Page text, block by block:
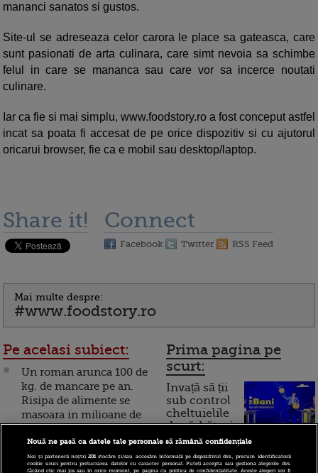
mananci sanatos si gustos.
Site-ul se adreseaza celor carora le place sa gateasca, care
sunt pasionati de arta culinara, care simt nevoia sa schimbe
felul in care se mananca sau care vor sa incerce noutati
culinare.
Iar ca fie si mai simplu, www.foodstory.ro a fost conceput astfel
incat sa poata fi accesat de pe orice dispozitiv si cu ajutorul
oricarui browser, fie ca e mobil sau desktop/laptop.
Share it! Connect
Facebook Twitter RSS Feed
Mai multe despre:
#www.foodstory.ro
Pe acelasi subiect:
Un roman arunca 100 de
kg. de mancare pe an.
Risipa de alimente se
masoara in milioane de
tone VIDEO
Orasul dezmatului
culinar. Destinatia
Prima pagina pe
scurt:
Invață să ții
sub control
cheltuielile
de sărbători.
Cum
funcționează cardul de
Nouă ne pasă ca datele tale personale să rămână confidențiale
Noi și partenerii noștri201stocăm și/sau accesăm informații pe dispozitivul dvs., precum identificatorii
cookie unici pentru prelucrarea datelor cu caracter personal. Puteți accepta sau gestiona alegerile dvs.
făcând clic mai jos sau în orice moment, pe pagina cu politica de confidențialitate. Aceste alegeri vor fi